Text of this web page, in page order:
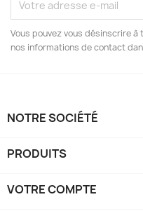
Vous pouvez vous désinscrire
nos informations de contact
NOTRE SOCIÉTÉ
PRODUITS
VOTRE COMPTE